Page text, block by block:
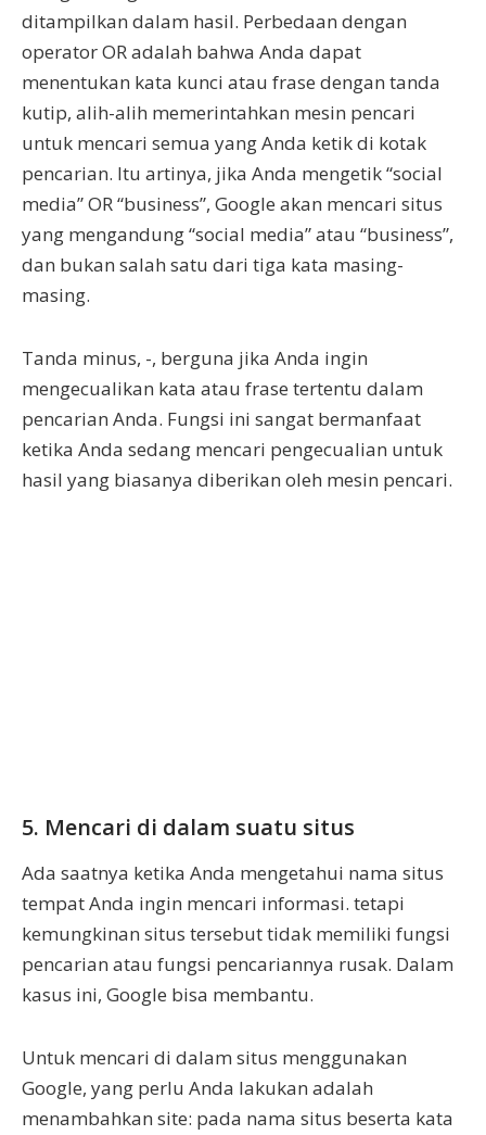
ditampilkan dalam hasil. Perbedaan dengan
operator OR adalah bahwa Anda dapat
menentukan kata kunci atau frase dengan tanda
kutip, alih-alih memerintahkan mesin pencari
untuk mencari semua yang Anda ketik di kotak
pencarian. Itu artinya, jika Anda mengetik “social
media” OR “business”, Google akan mencari situs
yang mengandung “social media” atau “business”,
dan bukan salah satu dari tiga kata masing-
masing.
Tanda minus, -, berguna jika Anda ingin
mengecualikan kata atau frase tertentu dalam
pencarian Anda. Fungsi ini sangat bermanfaat
ketika Anda sedang mencari pengecualian untuk
hasil yang biasanya diberikan oleh mesin pencari.
5. Mencari di dalam suatu situs
Ada saatnya ketika Anda mengetahui nama situs
tempat Anda ingin mencari informasi. tetapi
kemungkinan situs tersebut tidak memiliki fungsi
pencarian atau fungsi pencariannya rusak. Dalam
kasus ini, Google bisa membantu.
Untuk mencari di dalam situs menggunakan
Google, yang perlu Anda lakukan adalah
menambahkan site: pada nama situs beserta kata